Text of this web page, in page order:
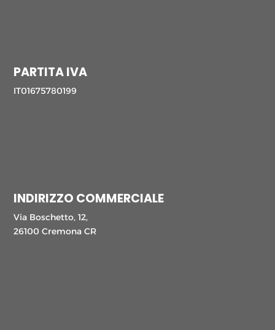
PARTITA IVA
IT01675780199
INDIRIZZO COMMERCIALE
Via Boschetto, 12,
26100 Cremona CR